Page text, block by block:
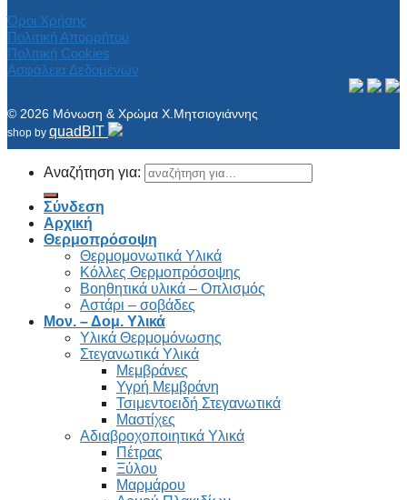
Όροι Χρήσης
Πολιτική Απορρήτου
Πολιτική Cookies
Ασφάλεια Δεδομένων
© 2026 Μόνωση & Χρώμα Χ.Μητσιογιάννης
shop by quadBIT
Αναζήτηση για:
Σύνδεση
Αρχική
Θερμοπρόσοψη
Θερμομονωτικά Υλικά
Κόλλες Θερμοπρόσοψης
Βοηθητικά υλικά – Οπλισμός
Αστάρι – σοβάδες
Μον. – Δομ. Υλικά
Υλικά Θερμομόνωσης
Στεγανωτικά Υλικά
Μεμβράνες
Υγρή Μεμβράνη
Τσιμεντοειδή Στεγανωτικά
Μαστίχες
Αδιαβροχοποιητικά Υλικά
Πέτρας
Ξύλου
Μαρμάρου